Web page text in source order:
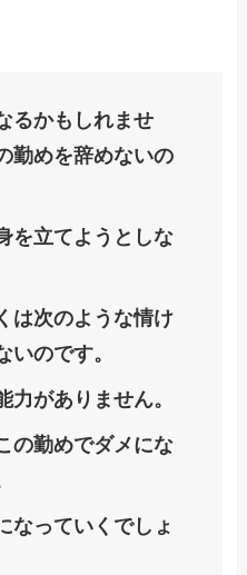
るかもしれませ
勤めを辞めないの
を立てようとしな
は次のような情け
いのです。
力がありません。
の勤めでダメにな
なっていくでしょ